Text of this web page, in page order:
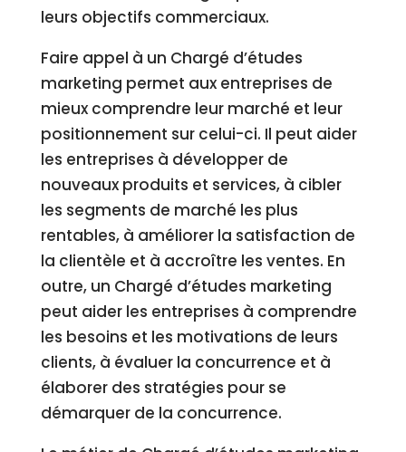
leurs objectifs commerciaux.
Faire appel à un Chargé d’études
marketing permet aux entreprises de
mieux comprendre leur marché et leur
positionnement sur celui-ci. Il peut aider
les entreprises à développer de
nouveaux produits et services, à cibler
les segments de marché les plus
rentables, à améliorer la satisfaction de
la clientèle et à accroître les ventes. En
outre, un Chargé d’études marketing
peut aider les entreprises à comprendre
les besoins et les motivations de leurs
clients, à évaluer la concurrence et à
élaborer des stratégies pour se
démarquer de la concurrence.